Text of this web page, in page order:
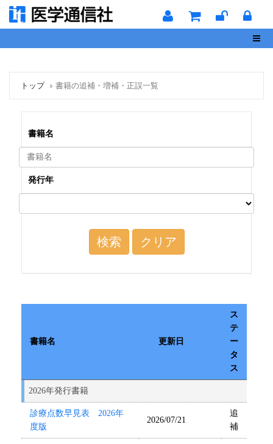
トップ 書籍の追補・増補・正誤一覧
書籍名
発行年
検索 クリア
書籍名 更新日
ス
テ
ー
タ
ス
2026年発行書籍
診療点数早見表 2026年
度版
2026/07/21
追
補